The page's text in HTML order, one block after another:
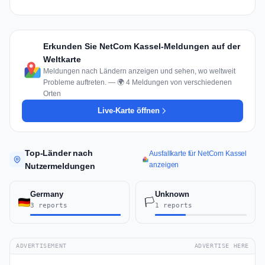
Erkunden Sie NetCom Kassel-Meldungen auf der
Weltkarte
Meldungen nach Ländern anzeigen und sehen, wo weltweit
Probleme auftreten. — 🌍 4 Meldungen von verschiedenen
Orten
Live-Karte öffnen
Top-Länder nach
Nutzermeldungen
Ausfallkarte für NetCom Kassel
anzeigen
Germany
3 reports 🏳️
Unknown
1 reports
ADVERTISEMENT ADVERTISE HERE